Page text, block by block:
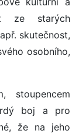
ze starých
skutečnost,
osobního,
stoupencem
boj a pro
že na jeho